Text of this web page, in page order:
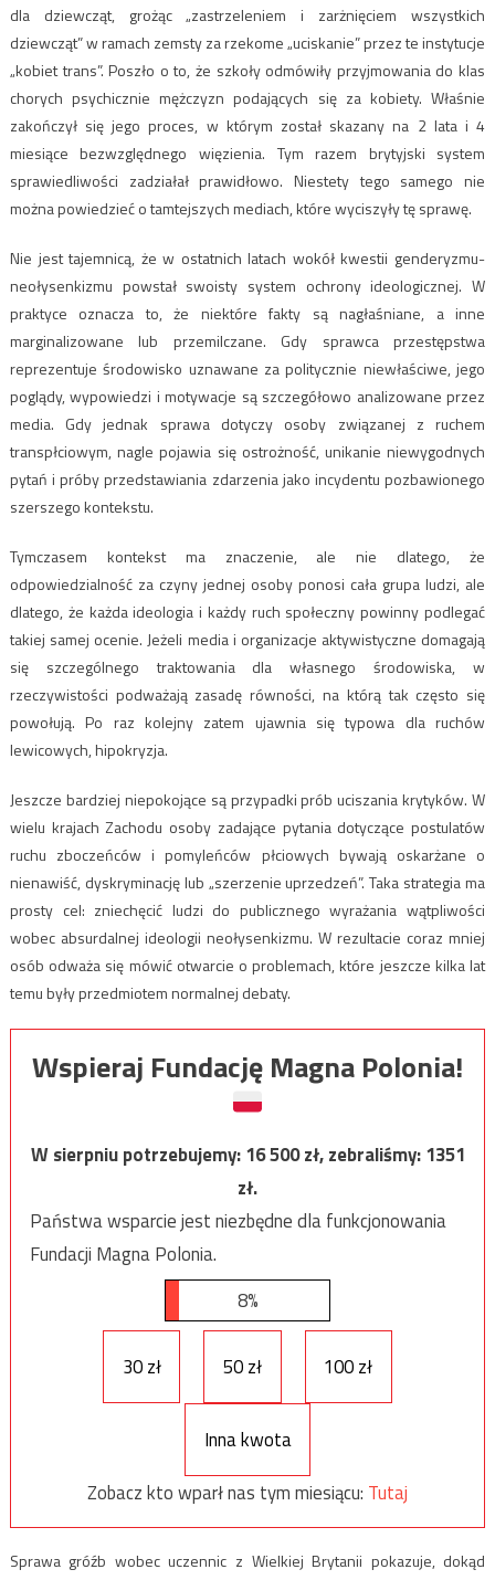
dla dziewcząt, grożąc „zastrzeleniem i zarżnięciem wszystkich
dziewcząt” w ramach zemsty za rzekome „uciskanie” przez te instytucje
„kobiet trans”. Poszło o to, że szkoły odmówiły przyjmowania do klas
chorych psychicznie mężczyzn podających się za kobiety. Właśnie
zakończył się jego proces, w którym został skazany na 2 lata i 4
miesiące bezwzględnego więzienia. Tym razem brytyjski system
sprawiedliwości zadziałał prawidłowo. Niestety tego samego nie
można powiedzieć o tamtejszych mediach, które wyciszyły tę sprawę.
Nie jest tajemnicą, że w ostatnich latach wokół kwestii genderyzmu-
neołysenkizmu powstał swoisty system ochrony ideologicznej. W
praktyce oznacza to, że niektóre fakty są nagłaśniane, a inne
marginalizowane lub przemilczane. Gdy sprawca przestępstwa
reprezentuje środowisko uznawane za politycznie niewłaściwe, jego
poglądy, wypowiedzi i motywacje są szczegółowo analizowane przez
media. Gdy jednak sprawa dotyczy osoby związanej z ruchem
transpłciowym, nagle pojawia się ostrożność, unikanie niewygodnych
pytań i próby przedstawiania zdarzenia jako incydentu pozbawionego
szerszego kontekstu.
Tymczasem kontekst ma znaczenie, ale nie dlatego, że
odpowiedzialność za czyny jednej osoby ponosi cała grupa ludzi, ale
dlatego, że każda ideologia i każdy ruch społeczny powinny podlegać
takiej samej ocenie. Jeżeli media i organizacje aktywistyczne domagają
się szczególnego traktowania dla własnego środowiska, w
rzeczywistości podważają zasadę równości, na którą tak często się
powołują. Po raz kolejny zatem ujawnia się typowa dla ruchów
lewicowych, hipokryzja.
Jeszcze bardziej niepokojące są przypadki prób uciszania krytyków. W
wielu krajach Zachodu osoby zadające pytania dotyczące postulatów
ruchu zboczeńców i pomyleńców płciowych bywają oskarżane o
nienawiść, dyskryminację lub „szerzenie uprzedzeń”. Taka strategia ma
prosty cel: zniechęcić ludzi do publicznego wyrażania wątpliwości
wobec absurdalnej ideologii neołysenkizmu. W rezultacie coraz mniej
osób odważa się mówić otwarcie o problemach, które jeszcze kilka lat
temu były przedmiotem normalnej debaty.
Wspieraj Fundację Magna Polonia!
W sierpniu potrzebujemy:16 500zł, zebraliśmy:1351
zł.
Państwa wsparcie jest niezbędne dla funkcjonowania
Fundacji Magna Polonia.
8%
30 zł 50 zł 100 zł
Inna kwota
Zobacz kto wparł nas tym miesiącu: Tutaj
Sprawa gróźb wobec uczennic z Wielkiej Brytanii pokazuje, dokąd